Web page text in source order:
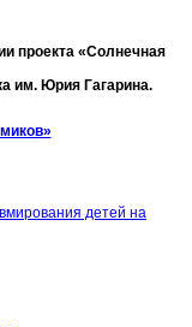
проекта «Солнечная
им. Юрия Гагарина.
детей на